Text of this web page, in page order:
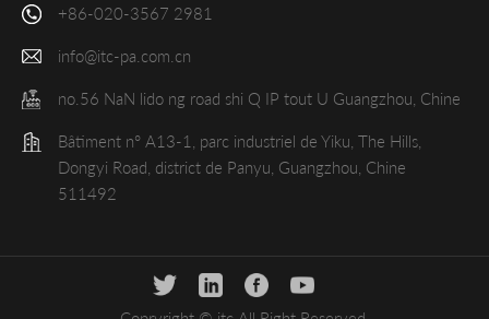
+86-020-3567 2981
info@itc-pa.com.cn
no.56 NaN lido ng road shi Q IP tout U Guangzhou, Chine
Bâtiment n° A13-1, parc industriel de Yiku, The Hills,
Dongyi Road, district de Panyu, Guangzhou, Chine
511492